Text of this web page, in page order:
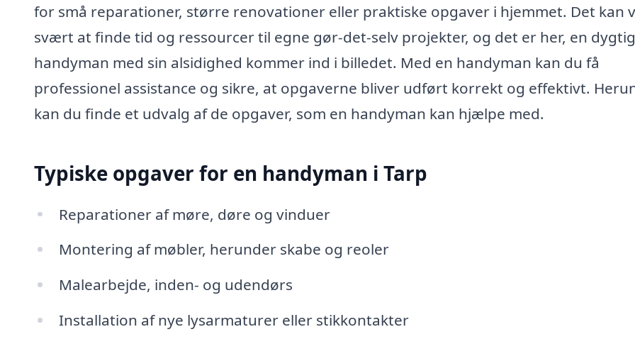
for små reparationer, større renovationer eller praktiske opgaver i hjemmet. Det kan
svært at finde tid og ressourcer til egne gør-det-selv projekter, og det er her, en dygtig
handyman med sin alsidighed kommer ind i billedet. Med en handyman kan du få
professionel assistance og sikre, at opgaverne bliver udført korrekt og effektivt.
kan du finde et udvalg af de opgaver, som en handyman kan hjælpe med.
Typiske opgaver for en handyman i Tarp
Reparationer af møre, døre og vinduer
Montering af møbler, herunder skabe og reoler
Malearbejde, inden- og udendørs
Installation af nye lysarmaturer eller stikkontakter